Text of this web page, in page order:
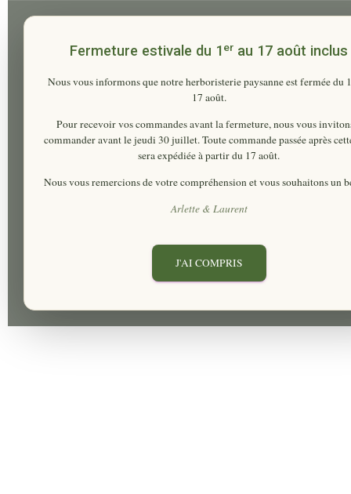
Fermeture estivale du 1er au 17 août inclus
Nous vous informons que notre herboristerie paysanne est fermée du 1
17 août.
Pour recevoir vos commandes avant la fermeture, nous vous
commanderavant le jeudi 30 juillet. Toute commande passée après
sera expédiée à partir du 17 août.
Nous vous remercions de votre compréhension et vous souhaitons un
Arlette & Laurent
J'AI COMPRIS